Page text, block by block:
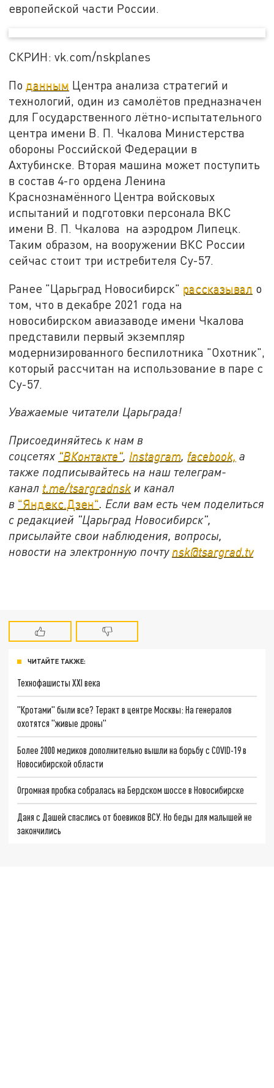
европейской части России.
СКРИН: vk.com/nskplanes
По данным Центра анализа стратегий и
технологий, один из самолётов предназначен
для Государственного лётно-испытательного
центра имени В. П. Чкалова Министерства
обороны Российской Федерации в
Ахтубинске. Вторая машина может поступить
в состав 4-го ордена Ленина
Краснознамённого Центра войсковых
испытаний и подготовки персонала ВКС
имени В. П. Чкалова на аэродром Липецк.
Таким образом, на вооружении ВКС России
сейчас стоит три истребителя Су-57.
Ранее "Царьград Новосибирск" рассказывал о
том, что в декабре 2021 года на
новосибирском авиазаводе имени Чкалова
представили первый экземпляр
модернизированного беспилотника "Охотник",
который рассчитан на использование в паре с
Су-57.
Уважаемые читатели Царьграда!
Присоединяйтесь к нам в
соцсетях "ВКонтакте", Instagram, facebook, а
также подписывайтесь на наш телеграм-
канал t.me/tsargradnsk и канал
в "Яндекс.Дзен". Если вам есть чем поделиться
с редакцией "Царьград Новосибирск",
присылайте свои наблюдения, вопросы,
новости на электронную почту nsk@tsargrad.tv
ЧИТАЙТЕ ТАКЖЕ:
Технофашисты XXI века
"Кротами" были все? Теракт в центре Москвы: На генералов
охотятся "живые дроны"
Более 2000 медиков дополнительно вышли на борьбу с COVID-19 в
Новосибирской области
Огромная пробка собралась на Бердском шоссе в Новосибирске
Даня с Дашей спаслись от боевиков ВСУ. Но беды для малышей не
закончились